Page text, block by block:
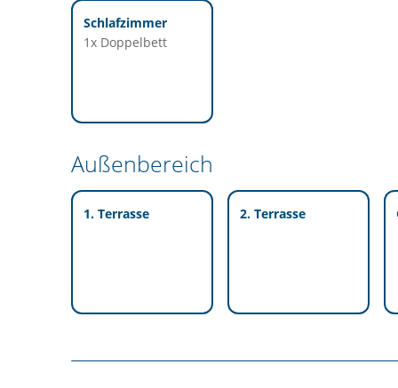
Schlafzimmer
1x Doppelbett
Außenbereich
1. Terrasse 2. Terrasse